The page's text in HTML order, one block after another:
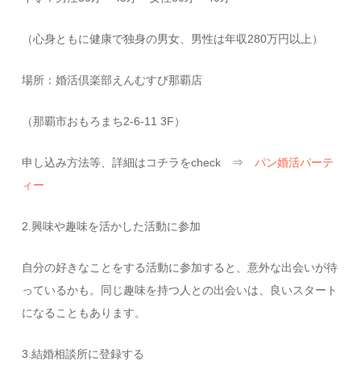
（心身ともに健康で独身の男女、男性は年収280万円以上）
場所：婚活倶楽部えんむすび那覇店
（那覇市おもろまち2-6-11 3F）
申し込み方法等、詳細はコチラをcheck ⇒パン婚活パーテ
ィー
2.興味や趣味を活かした活動に参加
自分の好きなことをする活動に参加すると、意外な出会いが待
っているかも。同じ趣味を持つ人との出会いは、良いスタート
になることもあります。
3.結婚相談所に登録する